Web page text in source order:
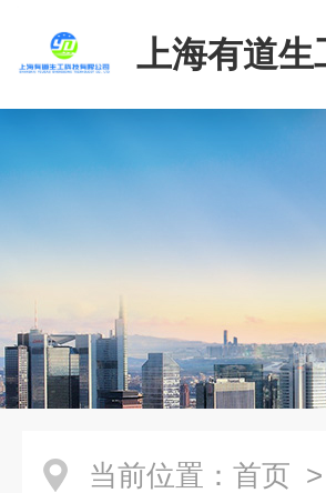
上海有道生
当前位置： 首页